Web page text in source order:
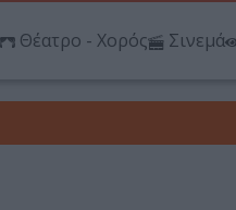
Θέατρο - Χορός Σινεμά